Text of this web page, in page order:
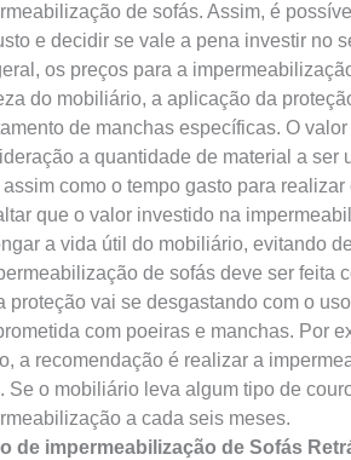
de sofás. Assim, é
e decidir se vale a pena investir no
os preços para a
do mobiliário, a aplicação da
de manchas específicas. O
a quantidade de material a ser
assim como o tempo gasto para
que o valor investido na
a vida útil do mobiliário, evitando
de sofás deve ser feita
proteção vai se desgastando com o
com poeiras e manchas. Por
a recomendação é realizar a
Se o mobiliário leva algum tipo de
a cada seis meses.
de impermeabilização de Sofás